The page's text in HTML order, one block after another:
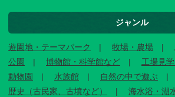
ジャンル
遊園地・テーマパーク 牧場・農場
公園
博物館・科学館など
工場見
動物園
水族館 自然の中で遊ぶ
歴史（古民家、古墳など）
海水浴・湖